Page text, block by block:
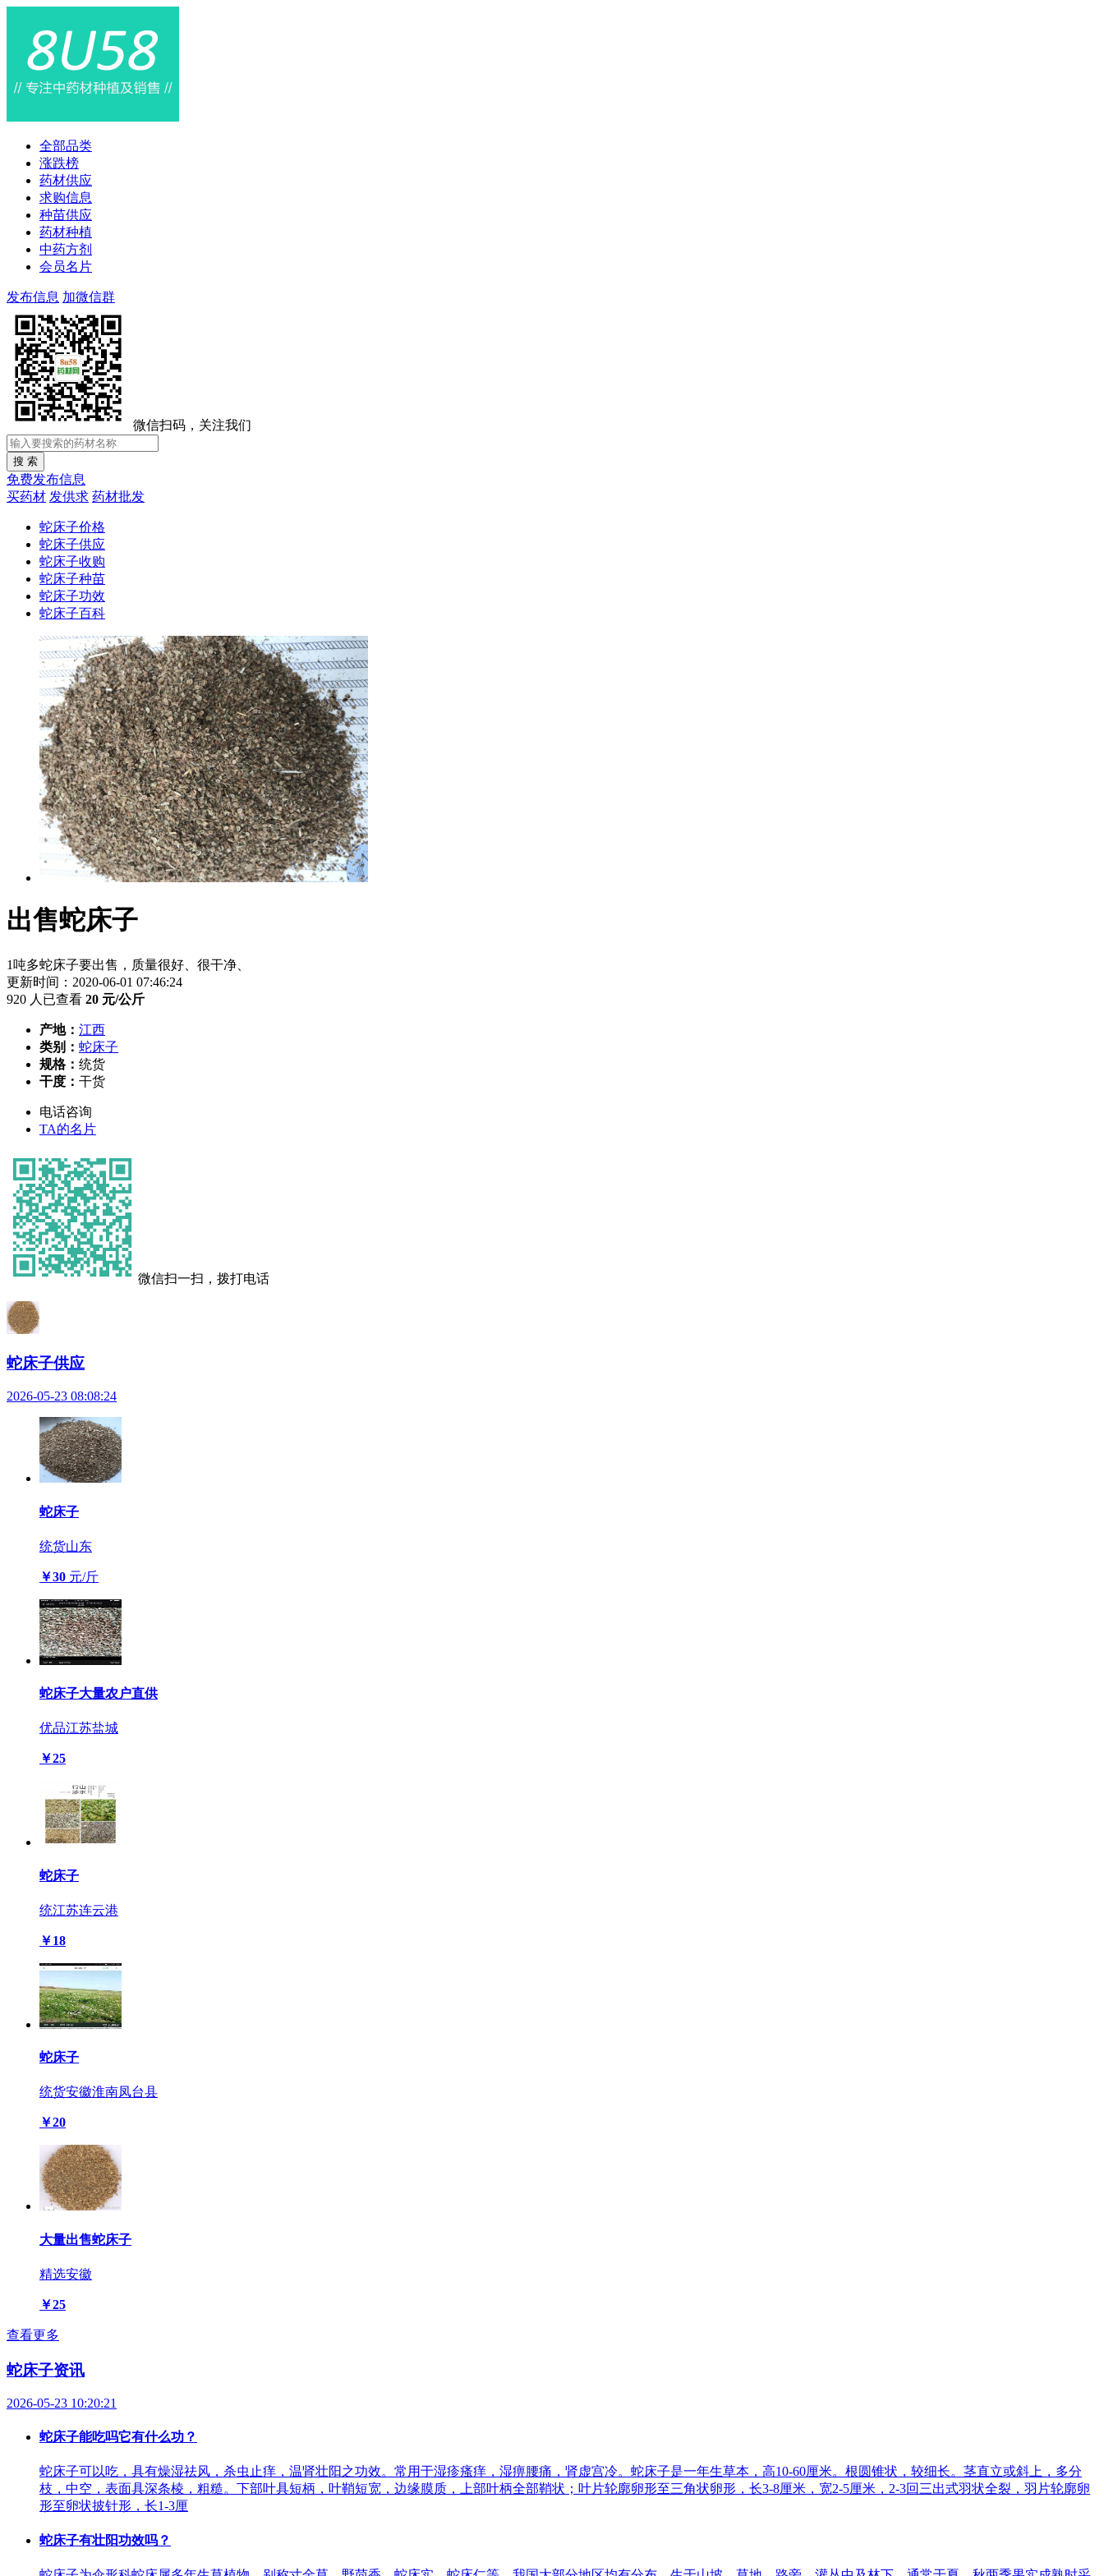
全部品类
涨跌榜
药材供应
求购信息
种苗供应
药材种植
中药方剂
会员名片
发布信息 加微信群
微信扫码，关注我们
免费发布信息
买药材 发供求 药材批发
蛇床子价格
蛇床子供应
蛇床子收购
蛇床子种苗
蛇床子功效
蛇床子百科
出售蛇床子
1吨多蛇床子要出售，质量很好、很干净、
更新时间：2020-06-01 07:46:24
920 人已查看 20 元/公斤
产地： 江西
类别： 蛇床子
规格： 统货
干度： 干货
电话咨询
TA的名片
微信扫一扫，拨打电话
蛇床子供应
2026-05-23 08:08:24
蛇床子
统货山东
￥30 元/斤
蛇床子大量农户直供
优品江苏盐城
￥25
蛇床子
统江苏连云港
￥18
蛇床子
统货安徽淮南凤台县
￥20
大量出售蛇床子
精选安徽
￥25
查看更多
蛇床子资讯
2026-05-23 10:20:21
蛇床子能吃吗它有什么功？
蛇床子可以吃，具有燥湿祛风，杀虫止痒，温肾壮阳之功效。常用于湿疹瘙痒，湿痹腰痛，肾虚宫冷。蛇床子是一年生草本，高10-60厘米。根圆锥状，较细长。茎直立或斜上，多分
枝，中空，表面具深条棱，粗糙。下部叶具短柄，叶鞘短宽，边缘膜质，上部叶柄全部鞘状；叶片轮廓卵形至三角状卵形，长3-8厘米，宽2-5厘米，2-3回三出式羽状全裂，羽片轮廓卵
形至卵状披针形，长1-3厘
蛇床子有壮阳功效吗？